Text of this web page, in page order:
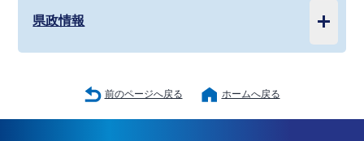
県政情報
前のページへ戻る ホームへ戻る